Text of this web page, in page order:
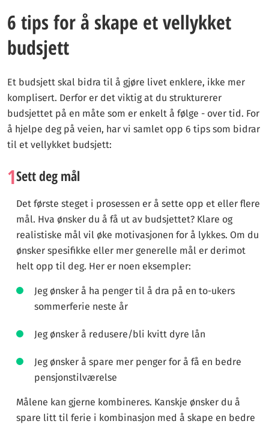
6 tips for å skape et vellykket
budsjett
Et budsjett skal bidra til å gjøre livet enklere, ikke mer
komplisert. Derfor er det viktig at du strukturerer
budsjettet på en måte som er enkelt å følge - over tid. For
å hjelpe deg på veien, har vi samlet opp 6 tips som bidrar
til et vellykket budsjett:
1Sett deg mål
Det første steget i prosessen er å sette opp et eller flere
mål. Hva ønsker du å få ut av budsjettet? Klare og
realistiske mål vil øke motivasjonen for å lykkes. Om du
ønsker spesifikke eller mer generelle mål er derimot
helt opp til deg. Her er noen eksempler:
Jeg ønsker å ha penger til å dra på en to-ukers
sommerferie neste år
Jeg ønsker å redusere/bli kvitt dyre lån
Jeg ønsker å spare mer penger for å få en bedre
pensjonstilværelse
Målene kan gjerne kombineres. Kanskje ønsker du å
spare litt til ferie i kombinasjon med å skape en bedre